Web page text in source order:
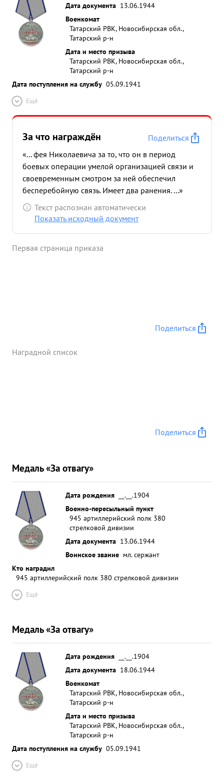
Дата документа 13.06.1944
Военкомат
Татарский РВК, Новосибирская обл.,
Татарский р-н
Дата и место призыва
Татарский РВК, Новосибирская обл.,
Татарский р-н
Дата поступления на службу 05.09.1941
Ещё
За что награждён
Поделиться
«... фея Николаевича за то, что он в период
боевых операции умелой организацией связи и
своевременным смотром за ней обеспечил
бесперебойную связь. Имеет два ранения. ...»
Текст распознан автоматически
Показать исходный документ
Первая страница приказа
Поделиться
Наградной список
Поделиться
Медаль «За отвагу»
Дата рождения
__.__.1904
Военно-пересыльный пункт
945 артиллерийский полк 380
стрелковой дивизии
Дата документа 13.06.1944
Воинское звание мл. сержант
Кто наградил
945 артиллерийский полк 380 стрелковой дивизии
Ещё
Медаль «За отвагу»
Дата рождения
__.__.1904
Дата документа 18.06.1944
Военкомат
Татарский РВК, Новосибирская обл.,
Татарский р-н
Дата и место призыва
Татарский РВК, Новосибирская обл.,
Татарский р-н
Дата поступления на службу 05.09.1941
Ещё